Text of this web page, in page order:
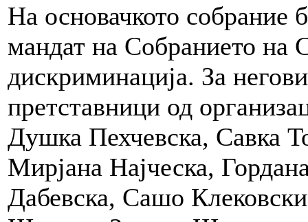
На основачкото собрание
мандат на Собранието на
дискриминација. За
претставници од
Душка Пехчевска, Савка
Мирјана Најческа,
Дабевска, Сашо